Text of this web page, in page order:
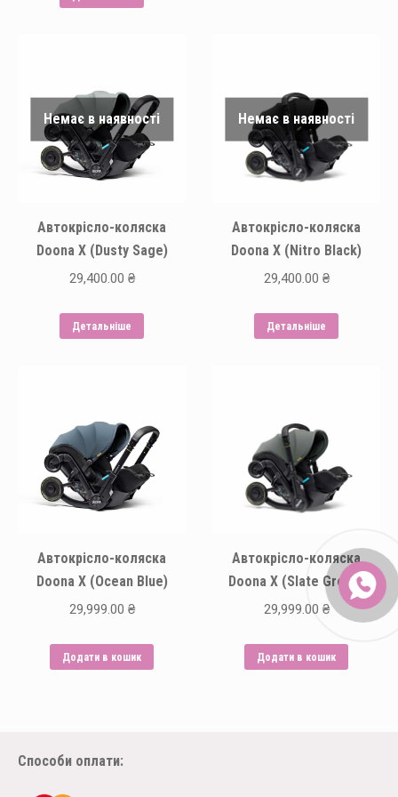
можна
вибрати
на
Немає в наявності
Автокрісло-коляска
Doona X (Dusty Sage)
29,400.00 ₴
Детальніше
Немає в наявності
Автокрісло-коляска
Doona X (Nitro Black)
29,400.00 ₴
Детальніше
Автокрісло-коляска
Doona X (Ocean Blue)
29,999.00 ₴
Додати в кошик
Автокрісло-коляска
Doona X (Slate Green)
29,999.00 ₴
Додати в кошик
Способи оплати: